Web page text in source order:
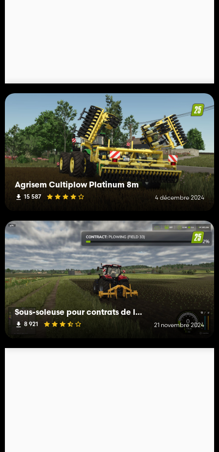
Agrisem Cultiplow Platinum 8m
15 587 4 décembre 2024
Sous-soleuse pour contrats de labour
8 921 21 novembre 2024